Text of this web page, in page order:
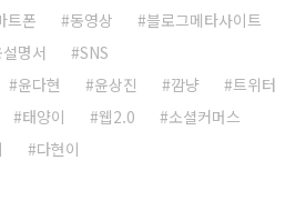
트폰 동영상
블로그메타사이트
명서
SNS
윤다현 윤상진 깜냥
트위터
태양이 웹2.0
소셜커머스
다현이